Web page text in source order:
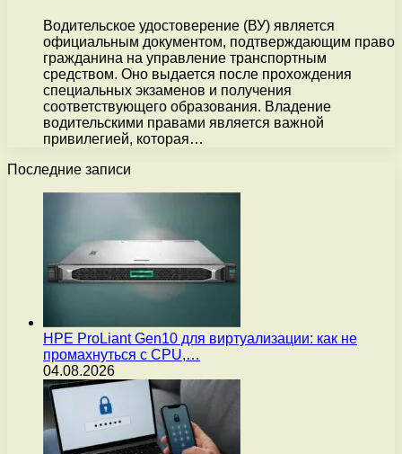
Водительское удостоверение (ВУ) является
официальным документом, подтверждающим право
гражданина на управление транспортным
средством. Оно выдается после прохождения
специальных экзаменов и получения
соответствующего образования. Владение
водительскими правами является важной
привилегией, которая…
Последние записи
HPE ProLiant Gen10 для виртуализации: как не
промахнуться с CPU,…
04.08.2026